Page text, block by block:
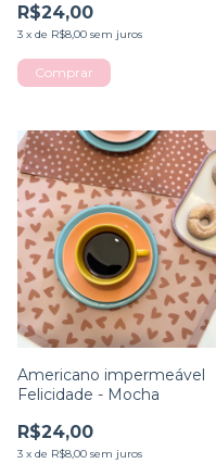
R$24,00
3 x de R$8,00 sem juros
Comprar
Americano impermeável
Felicidade - Mocha
R$24,00
3 x de R$8,00 sem juros